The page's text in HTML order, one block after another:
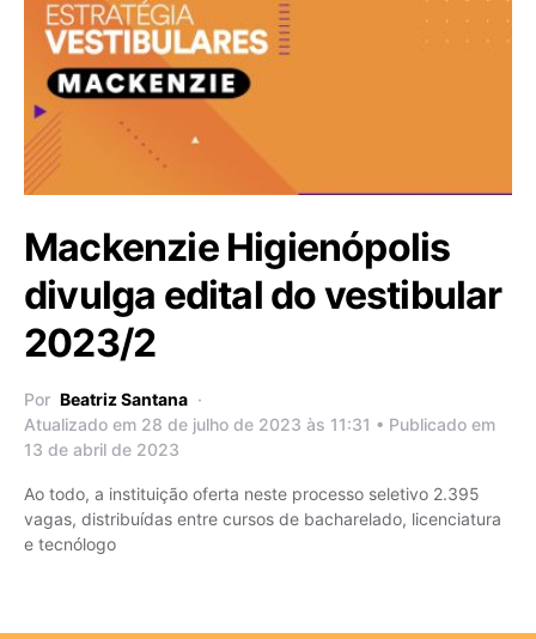
Mackenzie Higienópolis
divulga edital do vestibular
2023/2
Por Beatriz Santana
Atualizado em 28 de julho de 2023 às 11:31 • Publicado em
13 de abril de 2023
Ao todo, a instituição oferta neste processo seletivo 2.395
vagas, distribuídas entre cursos de bacharelado, licenciatura
e tecnólogo